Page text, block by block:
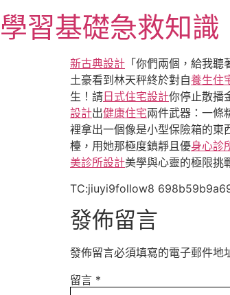
至
主
學習基礎急救知識
新古典設計 「你們兩個，給我聽
土豪看到林天秤終於對自養生住
生！請 日式住宅設計你停止散播
設計出健康住宅兩件武器：一條
裡拿出一個像是小型保險箱的東
檯，用她那極度鎮靜且優身心診
美診所設計美學與心靈的極限挑
TC:jiuyi9follow8
發佈留言
發佈留言必須填寫的電子郵件地
留言 *